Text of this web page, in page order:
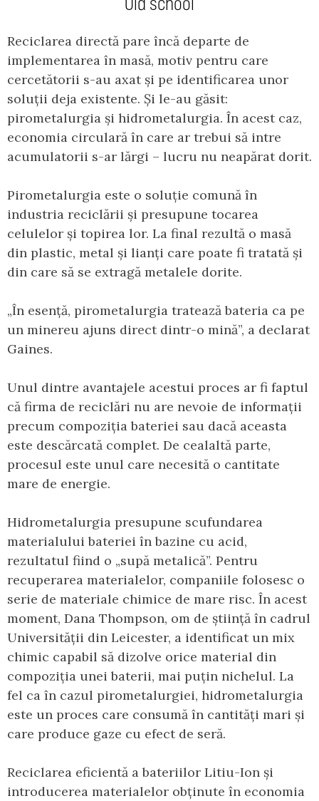
Reciclarea directă pare încă departe de
implementarea în masă, motiv pentru care
cercetătorii s-au axat și pe identificarea unor
soluții deja existente. Și le-au găsit:
pirometalurgia și hidrometalurgia. În acest caz,
economia circulară în care ar trebui să intre
acumulatorii s-ar lărgi – lucru nu neapărat dorit.
Pirometalurgia este o soluție comună în
industria reciclării și presupune tocarea
celulelor și topirea lor. La final rezultă o masă
din plastic, metal și lianți care poate fi tratată și
din care să se extragă metalele dorite.
„În esență, pirometalurgia tratează bateria ca pe
un minereu ajuns direct dintr-o mină”, a declarat
Gaines.
Unul dintre avantajele acestui proces ar fi faptul
că firma de reciclări nu are nevoie de informații
precum compoziția bateriei sau dacă aceasta
este descărcată complet. De cealaltă parte,
procesul este unul care necesită o cantitate
mare de energie.
Hidrometalurgia presupune scufundarea
materialului bateriei în bazine cu acid,
rezultatul fiind o „supă metalică”. Pentru
recuperarea materialelor, companiile folosesc o
serie de materiale chimice de mare risc. În acest
moment, Dana Thompson, om de știință în cadrul
Universității din Leicester, a identificat un mix
chimic capabil să dizolve orice material din
compoziția unei baterii, mai puțin nichelul. La
fel ca în cazul pirometalurgiei, hidrometalurgia
este un proces care consumă în cantități mari și
care produce gaze cu efect de seră.
Reciclarea eficientă a bateriilor Litiu-Ion și
introducerea materialelor obținute în economia